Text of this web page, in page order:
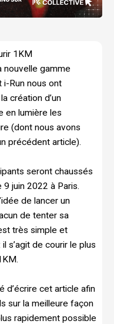
1KM
nouvelle gamme
i-Run nous ont
création d’un
en lumière les
(dont nous avons
précédent article).
seront chaussés
juin 2022 à Paris.
de lancer un
de tenter sa
très simple et
s’agit de courir le plus
d’écrire cet article afin
sur la meilleure façon
rapidement possible